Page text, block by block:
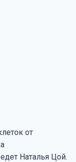
от
Наталья Цой.